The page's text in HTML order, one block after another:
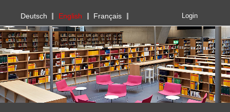
PHBern
Deutsch English Français Login